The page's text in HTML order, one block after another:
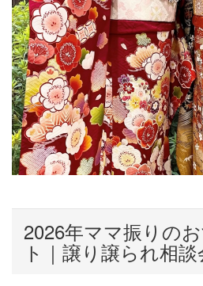
2026年ママ振りの
ト｜譲り譲られ相談